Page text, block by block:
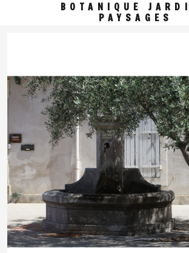
BOTANIQUE
PAYSAGES